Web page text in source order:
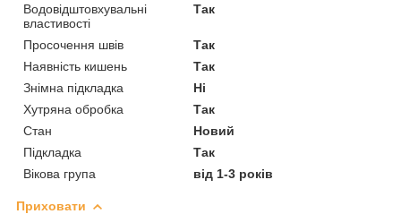
Водовідштовхувальні
властивості
Так
Просочення швів
Так
Наявність кишень
Так
Знімна підкладка
Ні
Хутряна обробка
Так
Стан
Новий
Підкладка
Так
Вікова група
від 1-3 років
Приховати